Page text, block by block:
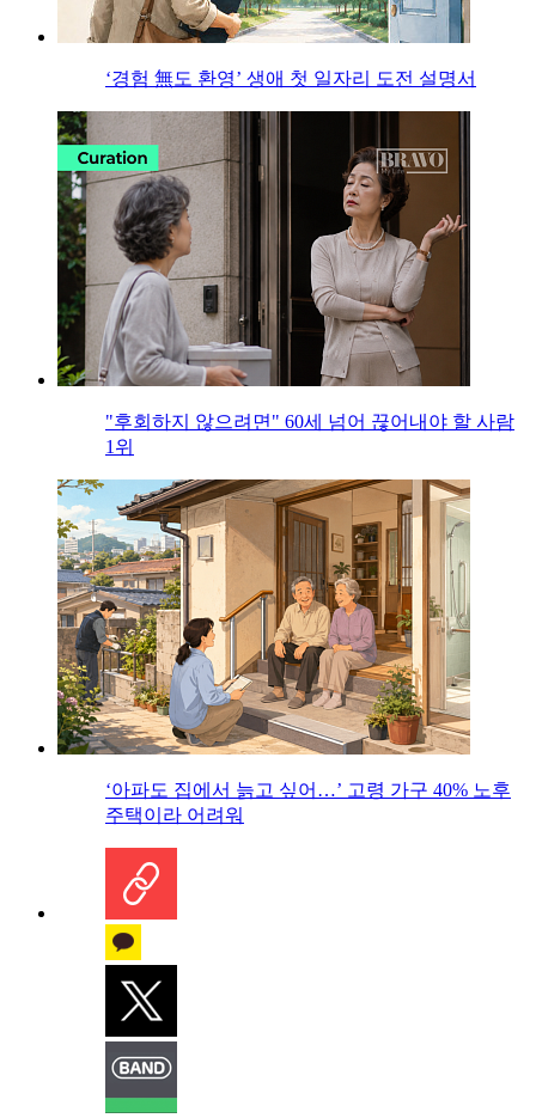
‘경험 無도 환영’ 생애 첫 일자리 도전 설명서
"후회하지 않으려면" 60세 넘어 끊어내야 할 사람
1위
‘아파도 집에서 늙고 싶어…’ 고령 가구 40% 노후
주택이라 어려워